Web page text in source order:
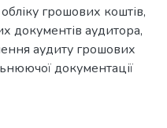
грошових коштів,
документів аудитора,
аудиту грошових
документації